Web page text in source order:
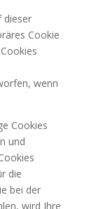
dieser
Cookie
wenn
Cookies
und
die
bei der
wird Ihre